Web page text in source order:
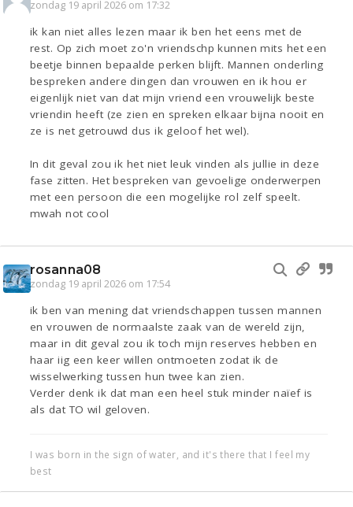
zondag 19 april 2026 om 17:32
ik kan niet alles lezen maar ik ben het eens met de
rest. Op zich moet zo'n vriendschp kunnen mits het een
beetje binnen bepaalde perken blijft. Mannen onderling
bespreken andere dingen dan vrouwen en ik hou er
eigenlijk niet van dat mijn vriend een vrouwelijk beste
vriendin heeft (ze zien en spreken elkaar bijna nooit en
ze is net getrouwd dus ik geloof het wel).
In dit geval zou ik het niet leuk vinden als jullie in deze
fase zitten. Het bespreken van gevoelige onderwerpen
met een persoon die een mogelijke rol zelf speelt.
mwah not cool
rosanna08
zondag 19 april 2026 om 17:54
ik ben van mening dat vriendschappen tussen mannen
en vrouwen de normaalste zaak van de wereld zijn,
maar in dit geval zou ik toch mijn reserves hebben en
haar iig een keer willen ontmoeten zodat ik de
wisselwerking tussen hun twee kan zien.
Verder denk ik dat man een heel stuk minder naïef is
als dat TO wil geloven.
I was born in the sign of water, and it's there that I feel my
best